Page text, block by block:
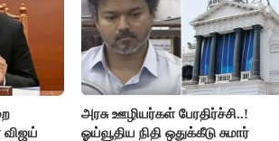
விஜய்
அரசு ஊழியர்கள் பேரதிர்ச்சி..!
ஓய்வூதிய நிதி ஒதுக்கீடு சுமார்